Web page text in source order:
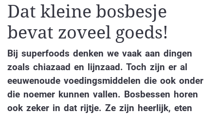
Dat kleine bosbesje
bevat zoveel goeds!
Bij superfoods denken we vaak aan dingen
zoals chiazaad en lijnzaad. Toch zijn er al
eeuwenoude voedingsmiddelen die ook onder
die noemer kunnen vallen. Bosbessen horen
ook zeker in dat rijtje. Ze zijn heerlijk, eten